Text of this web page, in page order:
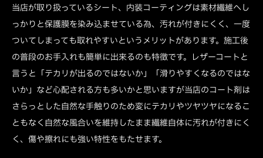
当店が取り扱っているシート、内装コーティングは素材繊維へし
っかりと保護膜を染み込ませている為、汚れが付きにくく、一度
ついてしまっても取れやすいというメリットがあります。施工後
の普段のお手入れも簡単に出来るのも特徴です。レザーコートと
言うと「テカリが出るのではないか」「滑りやすくなるのではな
いか」など心配される方も多いかと思いますが当店のコート剤は
さらっとした自然な手触りのため変にテカリやツヤツヤになるこ
ともなく自然な風合いを維持したまま繊維自体に汚れが付きにく
く、傷や擦れにも強い特性をもたせます。